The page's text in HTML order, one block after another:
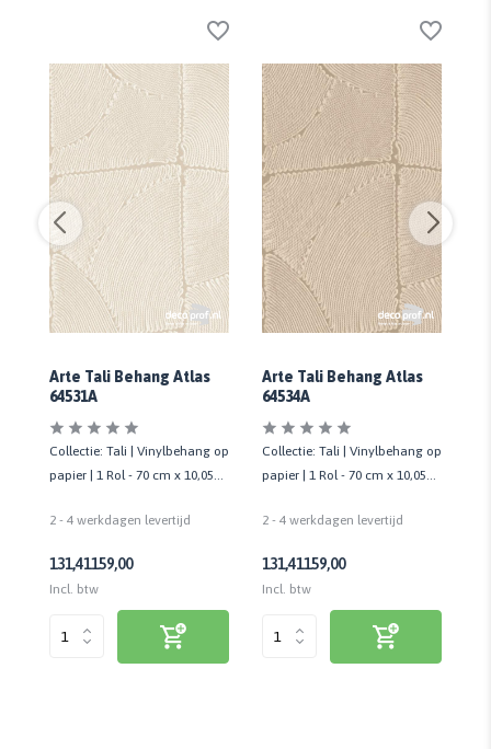
Arte Tali Behang Atlas
64531A
Collectie: Tali | Vinylbehang op
papier | 1 Rol - 70 cm x 10,05
2 - 4 werkdagen levertijd
131,41159,00
Incl. btw
Arte Tali Behang Atlas
64534A
Collectie: Tali | Vinylbehang op
papier | 1 Rol - 70 cm x 10,05
2 - 4 werkdagen levertijd
131,41159,00
Incl. btw